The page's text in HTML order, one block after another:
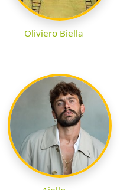
Oliviero Biella